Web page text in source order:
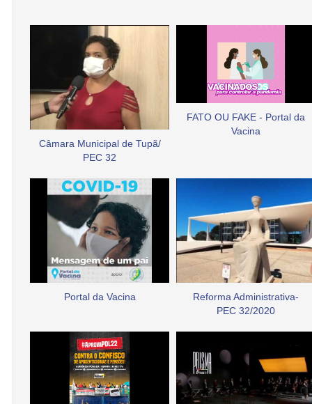
Câmara Municipal de Tupã/
PEC 32
FATO OU FAKE - Portal da
Vacina
Portal da Vacina
Reforma Administrativa-
PEC 32/2020